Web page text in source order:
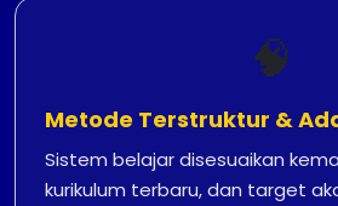
🧠
Metode Terstruktur &
Sistem belajar disesuaikan
kurikulum terbaru, dan target